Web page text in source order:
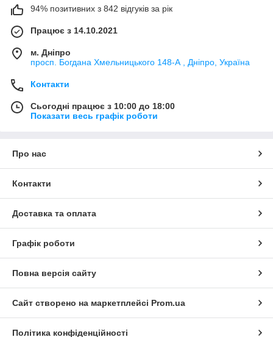
94% позитивних з 842 відгуків за рік
Працює з 14.10.2021
м. Дніпро
просп. Богдана Хмельницького 148-А , Дніпро, Україна
Контакти
Сьогодні працює з 10:00 до 18:00
Показати весь графік роботи
Про нас
Контакти
Доставка та оплата
Графік роботи
Повна версія сайту
Сайт створено на маркетплейсі Prom.ua
Політика конфіденційності